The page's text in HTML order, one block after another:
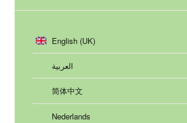
English (UK)
العربية
简体中文
Nederlands